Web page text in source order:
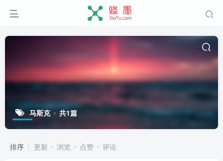
马斯克 共1篇
排序 更新 浏览 点赞 评论